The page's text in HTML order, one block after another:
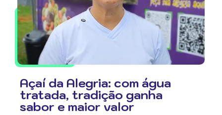
Açaí da Alegria: com água
tratada, tradição ganha
sabor e maior valor